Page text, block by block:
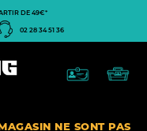
DE 49€*
02 28 34 51 36
NE SONT PAS